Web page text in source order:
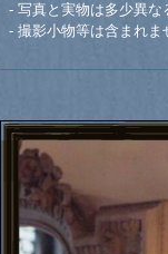
- 写真と実物は多少異な
- 撮影小物等は含まれま